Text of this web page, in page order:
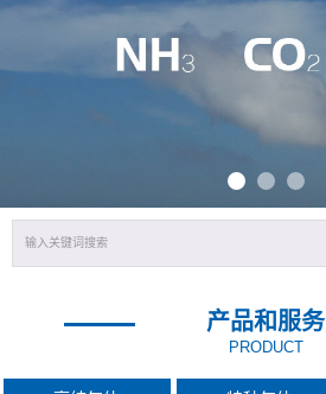
产品和服务
PRODUCT